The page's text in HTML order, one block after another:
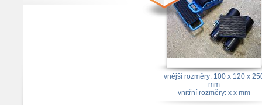
vnější rozměry: 100 x 120 x
mm
vnitřní rozměry: x x mm